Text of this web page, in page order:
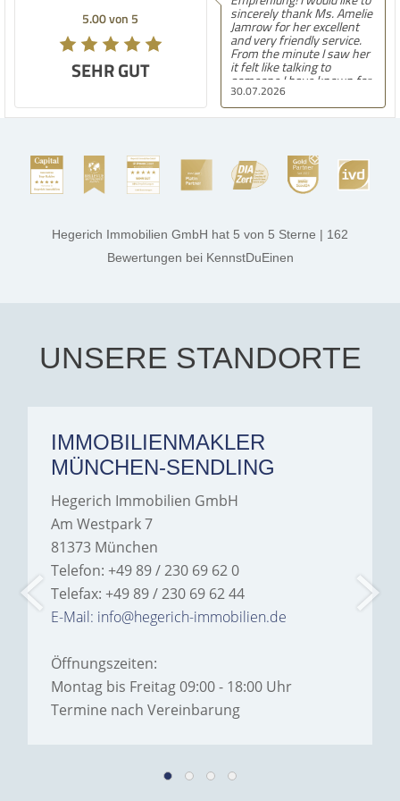
5.00 von 5
SEHR GUT
30.07.2026
sincerely thank Ms. Amelie
Jamrow for her excellent
and very friendly service.
From the minute I saw her
it felt like talking to
someone I have known for
a long time. She was so
kind to me and my family.
The only thing I can say is
kept in touch with us
always kept us updated and
made sure we were
amazing at what she does
very confident, smart and
kind. Best of luck to her in
all her endeavors. Thank
Hegerich Immobilien GmbH hat 5 von 5 Sterne | 162
Bewertungen bei KennstDuEinen
UNSERE STANDORTE
IMMOBILIENMAKLER
MÜNCHEN-SENDLING
Hegerich Immobilien GmbH
Am Westpark 7
81373 München
Telefon: +49 89 / 230 69 62 0
Telefax: +49 89 / 230 69 62 44
E-Mail: info@hegerich-immobilien.de
Öffnungszeiten:
Montag bis Freitag 09:00 - 18:00 Uhr
Termine nach Vereinbarung